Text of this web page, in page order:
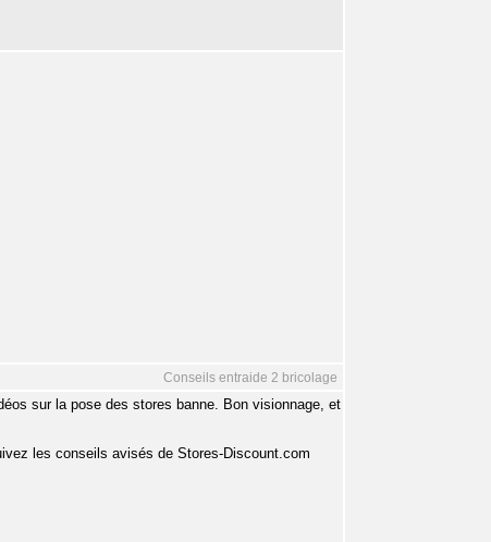
Conseils entraide 2 bricolage
sur la pose des stores banne. Bon visionnage, et
les conseils avisés de Stores-Discount.com